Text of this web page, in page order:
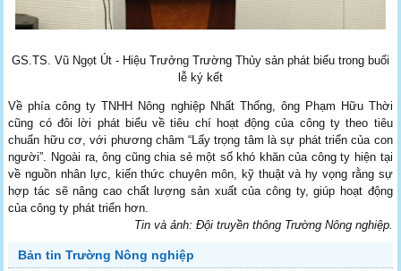
GS.TS. Vũ Ngọt Út - Hiệu Trưởng Trường Thủy sản phát biểu trong buổi
lễ ký kết
Về phía công ty TNHH Nông nghiệp Nhất Thống, ông Phạm Hữu Thời
cũng có đôi lời phát biểu về tiêu chí hoạt động của công ty theo tiêu
chuẩn hữu cơ, với phương châm “Lấy trọng tâm là sự phát triển của con
người”. Ngoài ra, ông cũng chia sẻ một số khó khăn của công ty hiện tại
về nguồn nhân lực, kiến thức chuyên môn, kỹ thuật và hy vọng rằng sự
hợp tác sẽ nâng cao chất lượng sản xuất của công ty, giúp hoạt động
của công ty phát triển hơn.
Tin và ảnh: Đội truyền thông Trường Nông nghiệp.
Bản tin Trường Nông nghiệp